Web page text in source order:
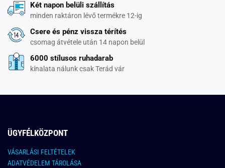
Két napon belüli szállítás
minden raktáron lévő termékre 12-ig
Csere és pénz vissza térítés
csomag átvétele után 14 napon belül
6000 stílusos ruhadarab
kínalata nálunk csak Terád vár
ÜGYFÉLKÖZPONT
VÁSARLÁSI FELTÉTELEK
ADATVÉDELEM TÁROLÁSA